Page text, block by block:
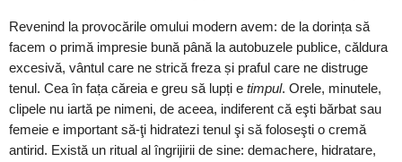
Revenind la provocările omului modern avem: de la dorința să
facem o primă impresie bună până la autobuzele publice, căldura
excesivă, vântul care ne strică freza și praful care ne distruge
tenul. Cea în fața căreia e greu să lupți e timpul. Orele, minutele,
clipele nu iartă pe nimeni, de aceea, indiferent că eşti bărbat sau
femeie e important să-ţi hidratezi tenul şi să foloseşti o cremă
antirid. Există un ritual al îngrijirii de sine: demachere, hidratare,